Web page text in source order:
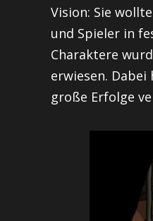
Vision: Sie
und Spieler in
Charaktere
erwiesen.
große Erfolge